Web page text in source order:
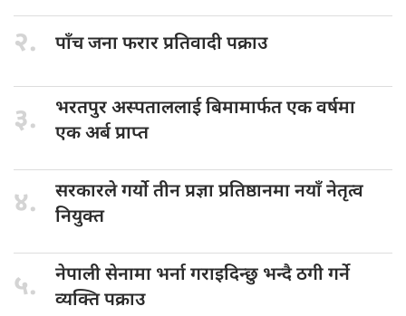
२. पाँच जनाफरार प्रतिवादी पक्राउ
३. भरतपुर अस्पताललाईबिमामार्फत एक वर्षमा
एक अर्ब प्राप्त
४. सरकारले गर्योतीन प्रज्ञा प्रतिष्ठानमा नयाँ नेतृत्व
नियुक्त
५. नेपाली सेनामा भर्ना गराइदिन्छु भन्दै ठगी गर्ने
व्यक्ति पक्राउ